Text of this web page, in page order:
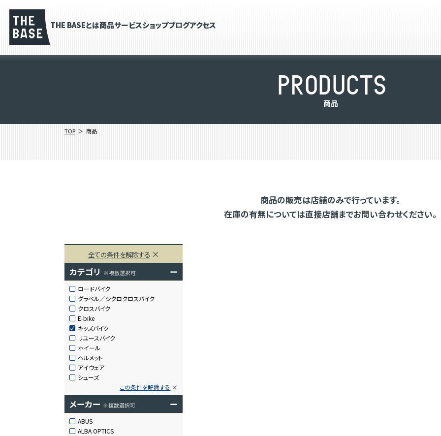
THE BASEとは商品サービスショップブログアクセス
PRODUCTS
商品
TOP 商品
商品の販売は店舗のみで行っています。
在庫の有無については直接店舗までお問い合わせください。
全ての条件を解除する
カテゴリ ※複数選択可 ー
ロードバイク
グラベル／シクロクロスバイク
クロスバイク
E-bike
キッズバイク
リユースバイク
ホイール
ヘルメット
アイウェア
シューズ
この条件を解除する
メーカー ※複数選択可 ー
ABUS
ALBA OPTICS